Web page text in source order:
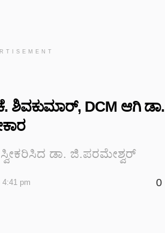
ಶಿವಕುಮಾರ್, DCM ಆಗಿ ಡಾ.
ಡಾ. ಜಿ.ಪರಮೇಶ್ವರ್
4:41 pm 0